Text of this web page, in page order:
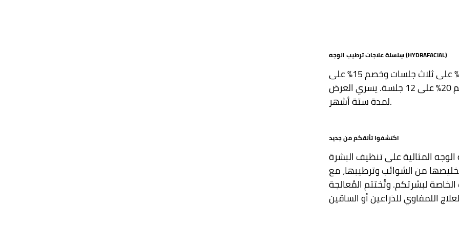
سِلسلة علاجات ترطيب الوجه (HYDRAFACIAL)
احصلوا على خصم 10% على ثلاث جلسات وخصم 15% على
ست جلسات وخصم 20% على 12 جلسة. يسري العرض
لمدة ستة أشهر.
اكتشفوا تألقكم من جديد
المثالية على تنظيف البشرة
من الشوائب وترطيبها، مع
الخاصة لبشرتكم. وتُختتم المُعالجة